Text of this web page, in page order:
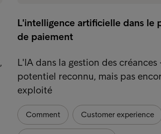
L'intelligence artificielle dans le
de paiement
L'IA dans la gestion des créances
potentiel reconnu, mais pas
exploité
Comment Customer experience